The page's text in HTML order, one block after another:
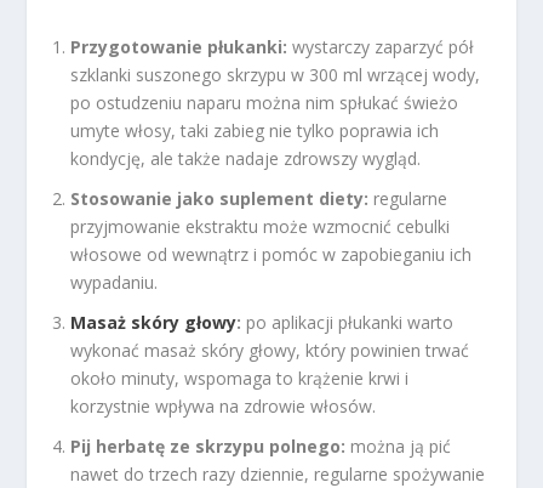
Przygotowanie płukanki: wystarczy zaparzyć pół
szklanki suszonego skrzypu w 300 ml wrzącej wody,
po ostudzeniu naparu można nim spłukać świeżo
umyte włosy, taki zabieg nie tylko poprawia ich
kondycję, ale także nadaje zdrowszy wygląd.
Stosowanie jako suplement diety: regularne
przyjmowanie ekstraktu może wzmocnić cebulki
włosowe od wewnątrz i pomóc w zapobieganiu ich
wypadaniu.
Masaż skóry głowy: po aplikacji płukanki warto
wykonać masaż skóry głowy, który powinien trwać
około minuty, wspomaga to krążenie krwi i
korzystnie wpływa na zdrowie włosów.
Pij herbatę ze skrzypu polnego: można ją pić
nawet do trzech razy dziennie, regularne spożywanie